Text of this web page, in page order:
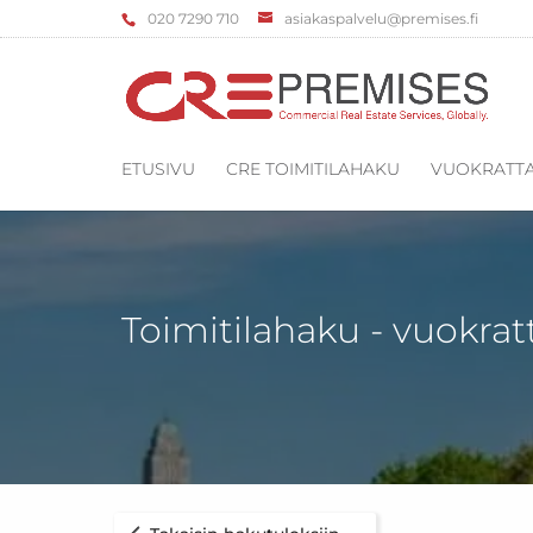
‌020 7290 710 asiakaspalvelu@premises.fi
ETUSIVU CRE TOIMITILAHAKU
Toimitilahaku -